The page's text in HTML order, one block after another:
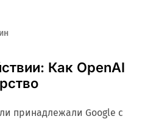
Как OpenAI
принадлежали Google с